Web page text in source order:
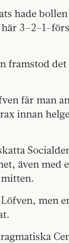
hade
3–2–1-
framstod
får man
innan
även
men